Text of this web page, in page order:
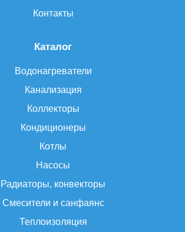
Каталог
Водонагреватели
Канализация
Коллекторы
Кондиционеры
Котлы
Насосы
Радиаторы, конвекторы
Смесители и санфаянс
Теплоизоляция
Контакты